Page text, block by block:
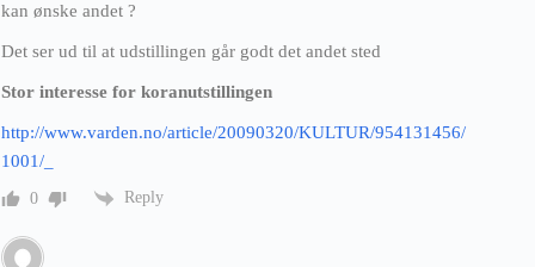
kan ønske andet ?
Det ser ud til at udstillingen går godt det andet sted
Stor interesse for koranutstillingen
http://www.varden.no/article/20090320/KULTUR/954131456/
1001/_
0 Reply